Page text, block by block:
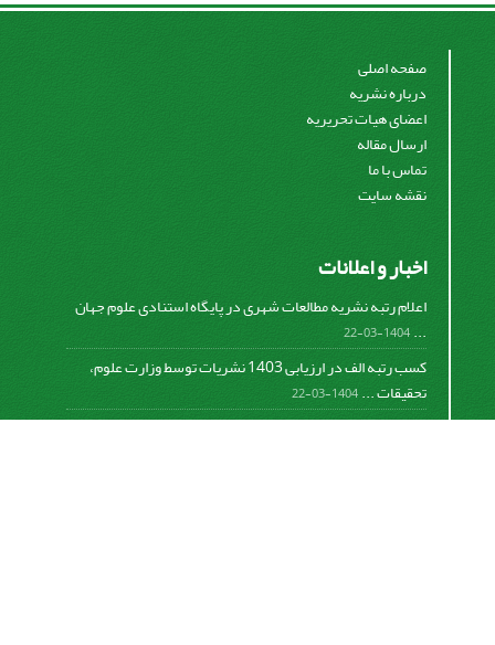
صفحه اصلی
درباره نشریه
اعضای هیات تحریریه
ارسال مقاله
تماس با ما
نقشه سایت
اخبار و اعلانات
اعلام رتبه نشریه مطالعات شهری در پایگاه استنادی علوم جهان
...
1404-03-22
کسب رتبه الف در ارزیابی 1403 نشریات توسط وزارت علوم،
تحقیقات ...1404-03-22
کسب رتبه الف در ارزیابی 1401 نشریات توسط وزارت علوم،